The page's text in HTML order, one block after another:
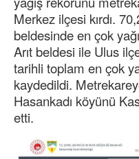
Merkez ilçesi kırdı.
beldesinde en çok
Arıt beldesi ile Ulus
tarihli toplam en çok
kaydedildi.
Hasankadı köyünü
etti.